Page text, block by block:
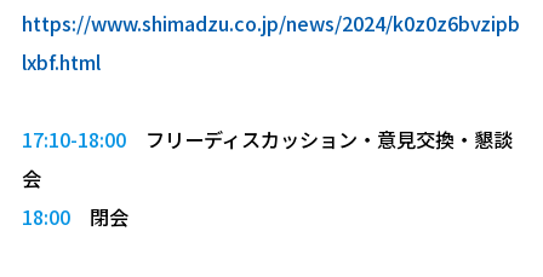
https://www.shimadzu.co.jp/news/2024/k0z0z6bvzipb
lxbf.html
17:10-18:00フリーディスカッション・意⾒交換・懇談
会
18:00閉会